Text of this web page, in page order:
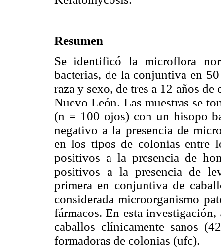
Resumen
Se identificó la microflora
bacterias, de la conjuntiva en
raza y sexo, de tres a 12 años
Nuevo León. Las muestras se
(n = 100 ojos) con un hisopo
negativo a la presencia de
en los tipos de colonias entre
positivos a la presencia de
positivos a la presencia de
primera en conjuntiva de
considerada microorganismo
fármacos. En esta investigación,
caballos clínicamente sanos
formadoras de colonias (ufc).